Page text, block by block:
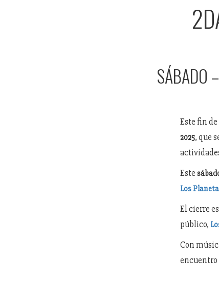
SÁBADO
Este fin
2025, que
Este
Los
El cierre
público,
Con
encuentro